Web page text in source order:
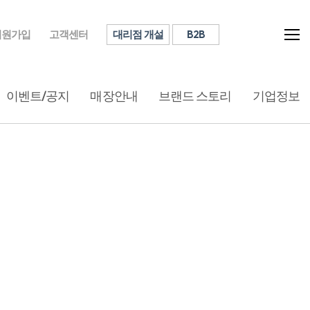
가입 고객센터 대리점 개설 B2B
이벤트/공지 매장안내 브랜드 스토리 기업정보